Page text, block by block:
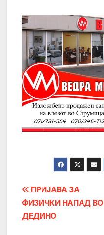
Post
navigation
ПРИЈАВА ЗА
ФИЗИЧКИ НАПАД ВО
ДЕДИНО